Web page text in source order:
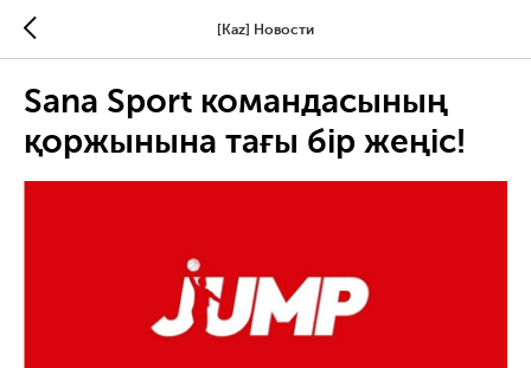
[Kaz] Новости
Sana Sport командасының
қоржынына тағы бір жеңіс!